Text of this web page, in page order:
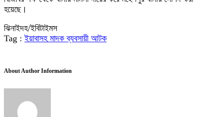
হয়েছে।
ঝিনাইদহ/ইবিটাইমস
Tag :ইয়াবাসহ মাদক ব্যবসায়ী আটক
About Author Information